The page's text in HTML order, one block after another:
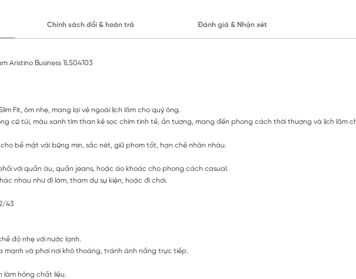
Chính sách đổi & hoàn trả Đánh giá & Nhận xét
Aristino Business 1LS04103
Fit, ôm nhẹ, mang lại vẻ ngoài lịch lãm cho quý ông.
có túi, màu xanh tím than kẻ sọc chìm tinh tế, ấn tượng, mang đến phong cách thời thượng và lịch lãm
cho bề mặt vải bóng mịn, sắc nét, giữ phom tốt, hạn chế nhăn nhàu.
với quần âu, quần jeans, hoặc áo khoác cho phong cách casual.
nhau như đi làm, tham dự sự kiện, hoặc đi chơi.
43
độ nhẹ với nước lạnh.
mạnh và phơi nơi khô thoáng, tránh ánh nắng trực tiếp.
làm hỏng chất liệu.